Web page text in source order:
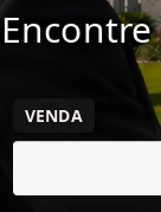
VENDA